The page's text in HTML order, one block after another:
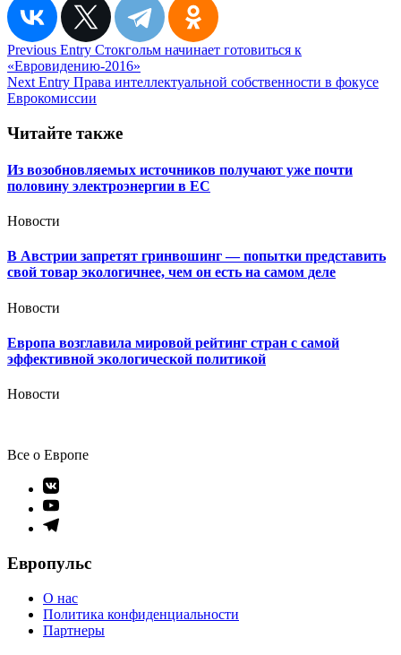
Навигация
по
записям
Previous Entry Стокгольм начинает готовиться к
«Евровидению-2016»
Next Entry Права интеллектуальной собственности в фокусе
Еврокомиссии
Читайте также
Из возобновляемых источников получают уже почти
половину электроэнергии в ЕС
Новости
В Австрии запретят гринвошинг — попытки представить
свой товар экологичнее, чем он есть на самом деле
Новости
Европа возглавила мировой рейтинг стран с самой
эффективной экологической политикой
Новости
Все о Европе
Элемент
меню
Элемент
меню
Элемент
Европульс
О нас
Политика конфиденциальности
Партнеры